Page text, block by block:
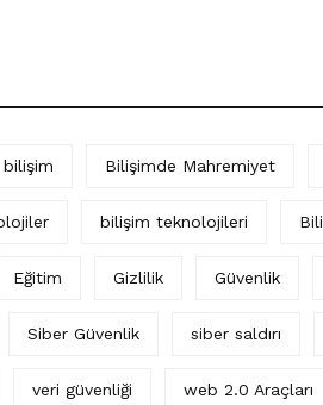
bilişim Bilişimde Mahremiyet
bilişim teknolojileri
Eğitim Gizlilik Güvenlik
Siber Güvenlik siber saldırı
veri güvenliği web 2.0 Araçları